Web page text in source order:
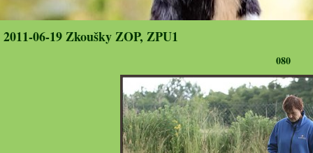
2011-06-19 Zkoušky ZOP, ZPU1
080